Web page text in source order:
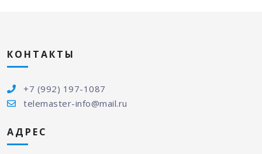
КОНТАКТЫ
+7 (992) 197-1087
telemaster-info@mail.ru
АДРЕС